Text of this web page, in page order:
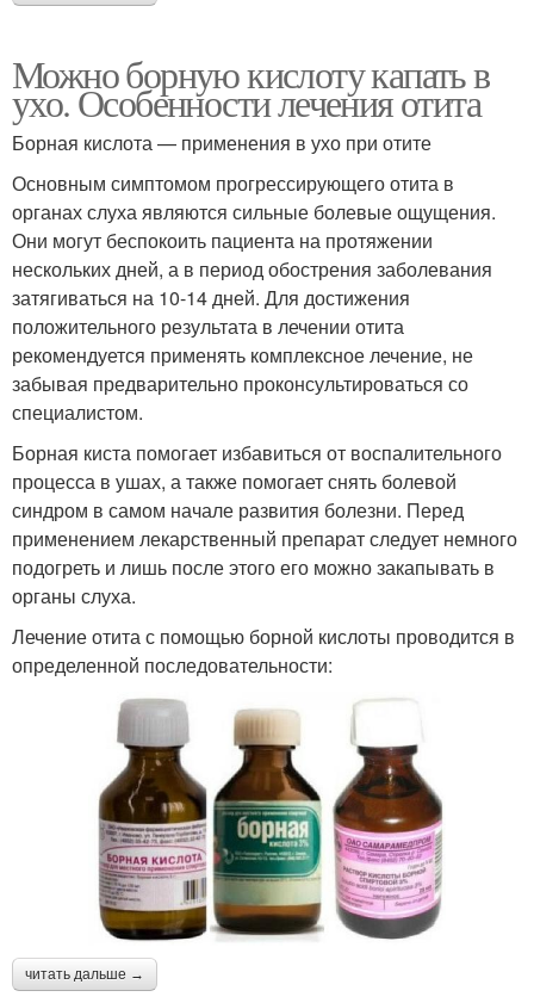
Можно борную кислоту капать в
ухо. Особенности лечения отита
Борная кислота — применения в ухо при отите
Основным симптомом прогрессирующего отита в
органах слуха являются сильные болевые ощущения.
Они могут беспокоить пациента на протяжении
нескольких дней, а в период обострения заболевания
затягиваться на 10-14 дней. Для достижения
положительного результата в лечении отита
рекомендуется применять комплексное лечение, не
забывая предварительно проконсультироваться со
специалистом.
Борная киста помогает избавиться от воспалительного
процесса в ушах, а также помогает снять болевой
синдром в самом начале развития болезни. Перед
применением лекарственный препарат следует немного
подогреть и лишь после этого его можно закапывать в
органы слуха.
Лечение отита с помощью борной кислоты проводится в
определенной последовательности:
читать дальше →